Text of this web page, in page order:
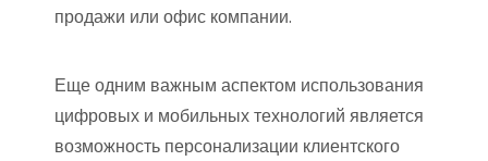
продажи или офис компании.
Еще одним важным аспектом использования
цифровых и мобильных технологий является
возможность персонализации клиентского